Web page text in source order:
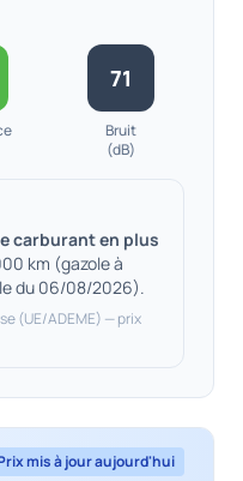
71
Bruit
(dB)
carburant en plus
km (gazole à
du 06/08/2026).
(UE/ADEME) — prix
mis à jour aujourd'hui